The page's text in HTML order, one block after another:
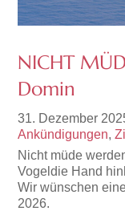
NICHT
Domin
31. Dezember
Ankündigungen,
Nicht müde
Vogeldie Hand
Wir wünschen
2026.